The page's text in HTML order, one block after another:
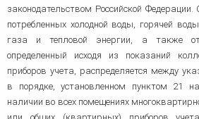
законодательством Российской
потребленных холодной воды, горячей
газа и тепловой энергии, а также
определенный исходя из показаний
приборов учета, распределяется между
в порядке, установленном пунктом 21
наличии во всех помещениях